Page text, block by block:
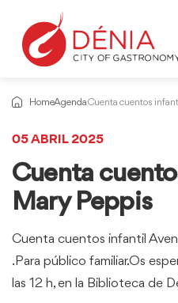
HomeAgendaCuenta cuentos
05 ABRIL 2025
Cuenta
Mary Peppis
Cuenta cuentos infantil
.Para público familiar.Os
las 12 h, en la Biblioteca de